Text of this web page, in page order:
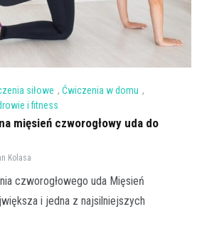
siłowe , Ćwiczenia w domu ,
i fitness
mięsień czworogłowy uda do
Kolasa
czworogłowego uda Mięsień
i jedna z najsilniejszych